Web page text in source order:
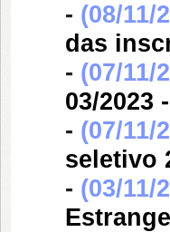
- (08/11/
das
- (07/11/
03/2023
- (07/11/
seletivo
- (03/11/